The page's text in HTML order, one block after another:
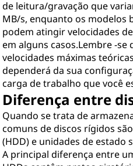
de leitura/gravação que
MB/s, enquanto os modelos
podem atingir velocidades
em alguns casos.Lembre -se
velocidades máximas
dependerá da sua
carga de trabalho que você
Diferença entre
Quando se trata de
comuns de discos rígidos
(HDD) e unidades de estado
A principal diferença entre